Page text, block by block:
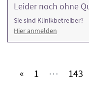
Leider noch ohne
Sie sind Klinikbetreiber?
Hier anmelden
« 1 (aktiv)
⋯ 143